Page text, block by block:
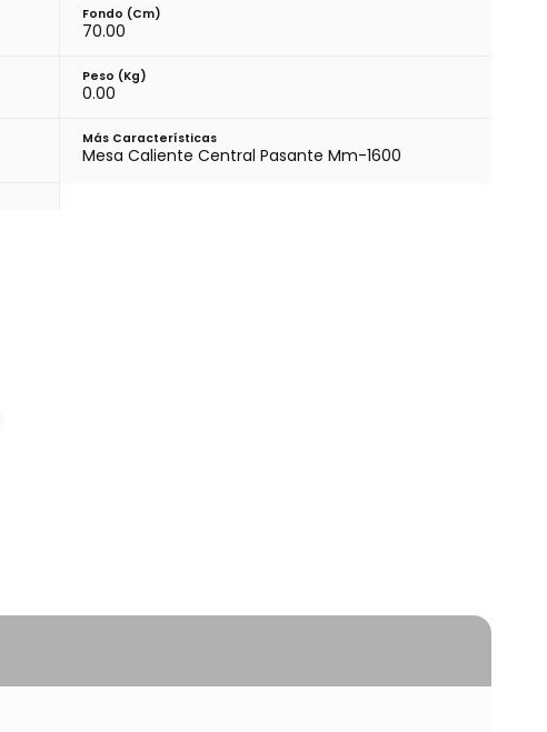
Fondo (cm)
70.00
Peso (kg)
0.00
Más Características
Mesa Caliente Central Pasante Mm-1600